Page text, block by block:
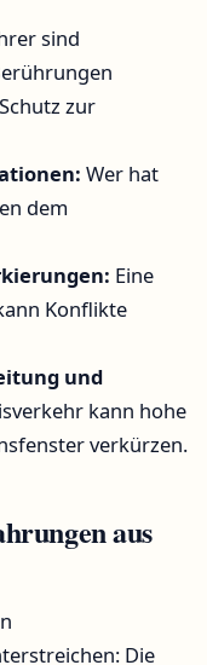
sind
zur
Wer hat
dem
Eine
Konflikte
und
kann hohe
verkürzen.
aus
Die